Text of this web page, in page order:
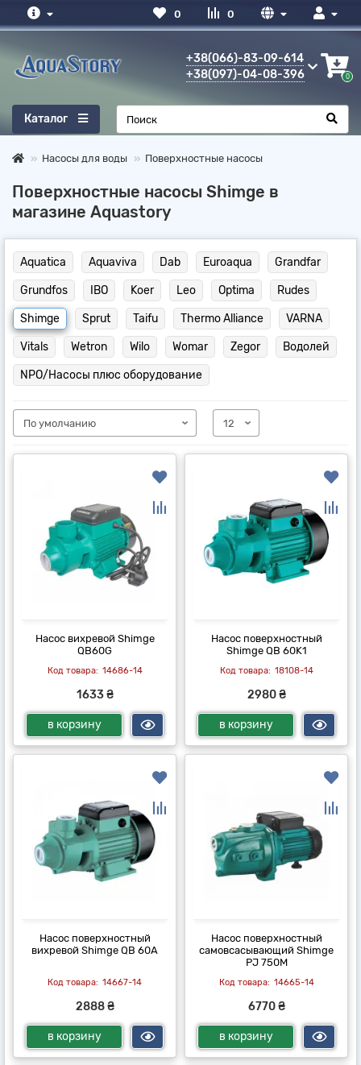
0
0
+38(066)-83-09-614
+38(097)-04-08-396
0
Каталог
Насосы для воды Поверхностные насосы
Поверхностные насосы Shimge в
магазине Aquastory
Aquatica Aquaviva Dab Euroaqua Grandfar
Grundfos IBO Koer Leo Optima Rudes
Shimge Sprut Taifu Thermo Alliance VARNA
Vitals Wetron Wilo Womar Zegor Водолей
NPO/Насосы плюс оборудование
Насос вихревой Shimge
QB60G
14686-14
1633 ₴
в корзину
Насос поверхностный
Shimge QB 60K1
18108-14
2980 ₴
в корзину
Насос поверхностный
вихревой Shimge QB 60A
14667-14
2888 ₴
в корзину
Насос поверхностный
самовсасывающий Shimge
PJ 750M
14665-14
6770 ₴
в корзину